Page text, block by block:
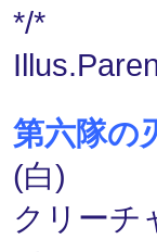
*/*
第六隊の
(白)
クリー